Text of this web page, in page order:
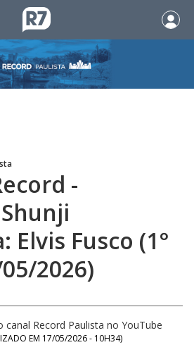
-
Elvis Fusco (1°
2026)
canal Record Paulista no YouTube
EM 17/05/2026 - 10H34)